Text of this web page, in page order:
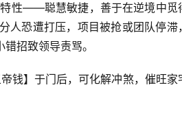
性——聪慧敏捷，善于在逆境中觅
人恐遭打压，项目被抢或团队停滞
招致领导责骂。
钱】于门后，可化解冲煞，催旺家